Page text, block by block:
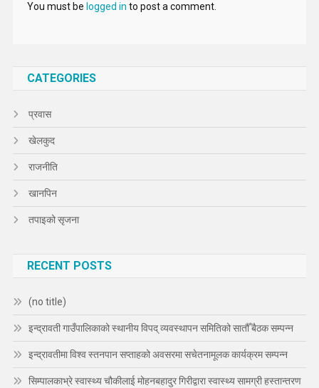
You must be logged in to post a comment.
CATEGORIES
प्रवास
खेलकुद
राजनीति
खानपिन
तपाइको सृजना
RECENT POSTS
(no title)
इन्द्रावती गाउँपालिकाको स्थानीय विपद् व्यवस्थापन समितिको सातौँ बैठक सम्पन्न
इन्द्रावतीमा विश्व स्तनपान सप्ताहको अवसरमा सचेतनामूलक कार्यक्रम सम्पन्न
सिम्पालकाभ्रे स्वास्थ्य चौकीलाई मोहनबहादुर गिरीद्वारा स्वास्थ्य सामग्री हस्तान्तरण